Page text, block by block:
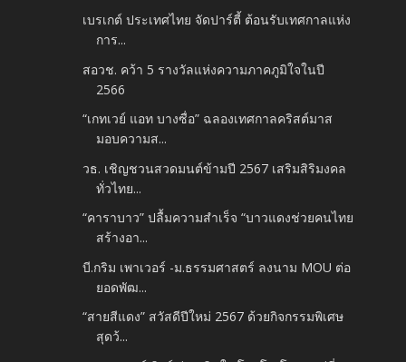
เบรเกต์ ประเทศไทย จัดปาร์ตี้ ต้อนรับเทศกาลแห่ง
การ...
สอวช. คว้า 5 รางวัลแห่งความภาคภูมิใจในปี
2566
“เกทเวย์ แอท บางซื่อ” ฉลองเทศกาลคริสต์มาส
มอบความส...
วธ. เชิญชวนสวดมนต์ข้ามปี 2567 เสริมสิริมงคล
ทั่วไทย...
“คาราบาว” ปลื้มความสำเร็จ “บาวแดงช่วยคนไทย
สร้างอา...
บี.กริม เพาเวอร์ -ม.ธรรมศาสตร์ ลงนาม MOU ต่อ
ยอดพัฒ...
“สายสีแดง” สวัสดีปีใหม่ 2567 ด้วยกิจกรรมพิเศษ
สุดว้...